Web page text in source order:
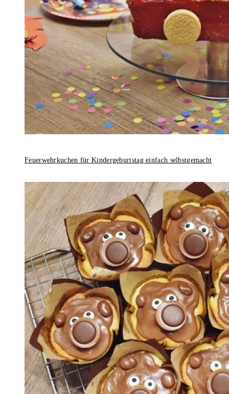
Feuerwehrkuchen für Kindergeburtstag einfach selbstgemacht